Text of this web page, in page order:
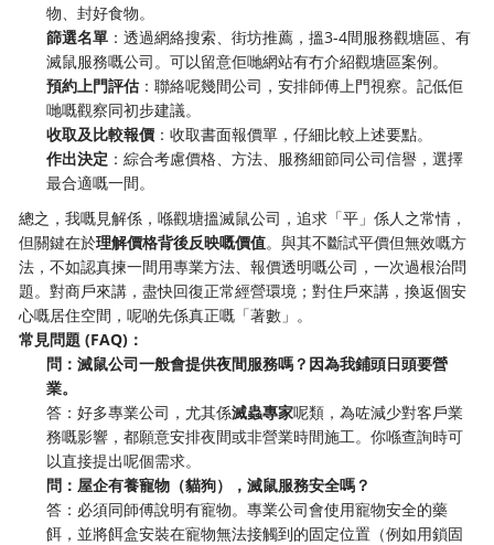
物、封好食物。
篩選名單 ：透過網絡搜索、街坊推薦，搵3-4間服務觀塘區、有
滅鼠服務嘅公司。可以留意佢哋網站有冇介紹觀塘區案例。
預約上門評估 ：聯絡呢幾間公司，安排師傅上門視察。記低佢
哋嘅觀察同初步建議。
收取及比較報價 ：收取書面報價單，仔細比較上述要點。
作出決定 ：綜合考慮價格、方法、服務細節同公司信譽，選擇
最合適嘅一間。
總之，我嘅見解係，喺觀塘搵滅鼠公司，追求「平」係人之常情，
但關鍵在於理解價格背後反映嘅價值。與其不斷試平價但無效嘅方
法，不如認真揀一間用專業方法、報價透明嘅公司，一次過根治問
題。對商戶來講，盡快回復正常經營環境；對住戶來講，換返個安
心嘅居住空間，呢啲先係真正嘅「著數」。
常見問題 (FAQ)：
問：滅鼠公司一般會提供夜間服務嗎？因為我鋪頭日頭要營
業。
答：好多專業公司，尤其係滅蟲專家呢類，為咗減少對客戶業
務嘅影響，都願意安排夜間或非營業時間施工。你喺查詢時可
以直接提出呢個需求。
問：屋企有養寵物（貓狗），滅鼠服務安全嗎？
答：必須同師傅說明有寵物。專業公司會使用寵物安全的藥
餌，並將餌盒安裝在寵物無法接觸到的固定位置（例如用鎖固